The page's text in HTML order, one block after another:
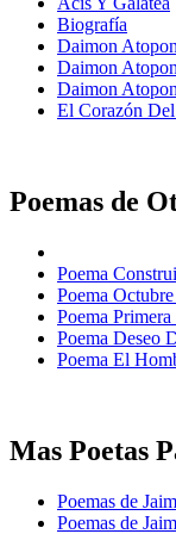
Biografía
Daimon
Daimon
Daimon
El Corazón
Poemas de
Poema
Poema
Poema
Poema Deseo
Poema El
Mas Poetas
Poemas de
Poemas de